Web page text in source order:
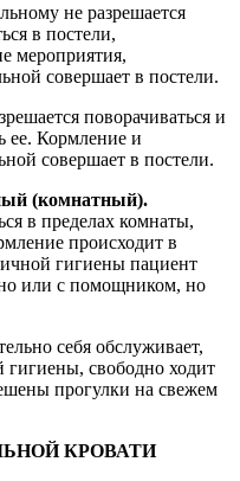
не разрешается
в постели,
мероприятия,
совершает в постели.
поворачиваться и
ее. Кормление и
совершает в постели.
(комнатный).
в пределах комнаты,
происходит в
гигиены пациент
или с помощником, но
себя обслуживает,
гигиены, свободно ходит
прогулки на свежем
КРОВАТИ